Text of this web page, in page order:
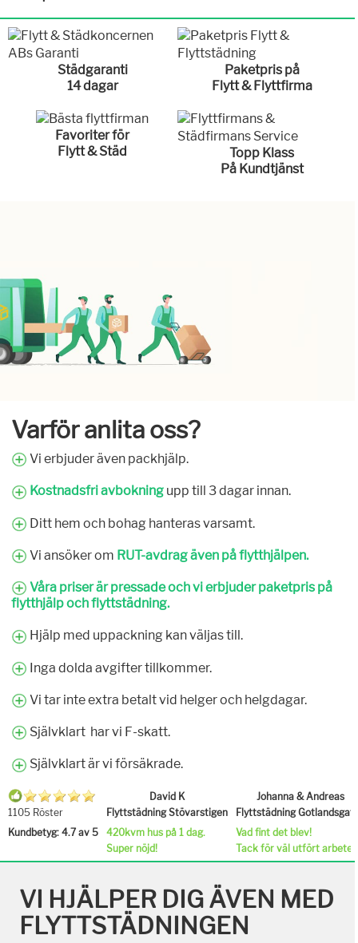
Städgaranti
14 dagar
Paketpris på
Flytt & Flyttfirma
Favoriter för
Flytt & Städ
Topp Klass
På Kundtjänst
Varför anlita oss?
Vi erbjuder även packhjälp.
Kostnadsfri avbokning upp till 3 dagar innan.
Ditt hem och bohag hanteras varsamt.
Vi ansöker om RUT-avdrag även på flytthjälpen.
Våra priser är pressade och vi erbjuder paketpris på
flytthjälp och flyttstädning.
Hjälp med uppackning kan väljas till.
Inga dolda avgifter tillkommer.
Vi tar inte extra betalt vid helger och helgdagar.
Självklart har vi F-skatt.
Självklart är vi försäkrade.
1105 Röster
Kundbetyg: 4.7 av 5
David K
Flyttstädning Stövarstigen
420kvm hus på 1 dag.
Super nöjd!
Johanna & Andreas
Flyttstädning
Vad fint det blev!
Tack för väl utfört arbete.
VI HJÄLPER DIG ÄVEN MED
FLYTTSTÄDNINGEN